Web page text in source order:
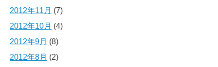
2012年11月 (7)
2012年10月 (4)
2012年9月 (8)
2012年8月 (2)